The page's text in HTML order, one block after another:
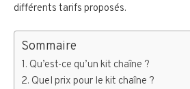
différents tarifs proposés.
Sommaire
Qu’est-ce qu’un kit chaîne ?
Quel prix pour le kit chaîne ?